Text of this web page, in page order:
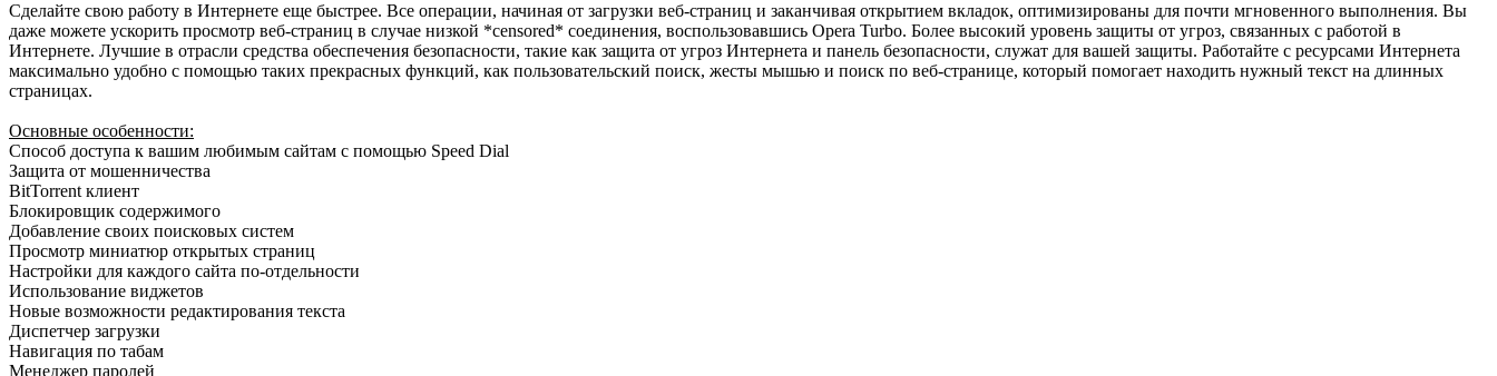
Сделайте свою работу в Интернете еще быстрее. Все операции, начиная от загрузки веб-страниц и заканчивая открытием вкладок, оптимизированы для почти мгновенного выполнения. Вы
даже можете ускорить просмотр веб-страниц в случае низкой *censored* соединения, воспользовавшись Opera Turbo. Более высокий уровень защиты от угроз, связанных с работой в
Интернете. Лучшие в отрасли средства обеспечения безопасности, такие как защита от угроз Интернета и панель безопасности, служат для вашей защиты. Работайте с ресурсами Интернета
максимально удобно с помощью таких прекрасных функций, как пользовательский поиск, жесты мышью и поиск по веб-странице, который помогает находить нужный текст на длинных
страницах.
Основные особенности:
Cпособ доступа к вашим любимым сайтам с помощью Speed Dial
Защита от мошенничества
BitTorrent клиент
Блокировщик содержимого
Добавление своих поисковых систем
Просмотр миниатюр открытых страниц
Настройки для каждого сайта по-отдельности
Использование виджетов
Новые возможности редактирования текста
Диспетчер загрузки
Навигация по табам
Менеджер паролей